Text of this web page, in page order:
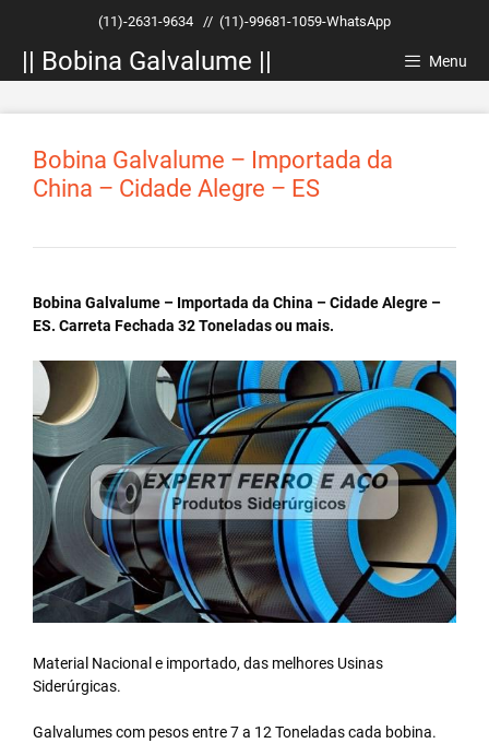
conteúdo
(11)-2631-9634 // (11)-99681-1059-WhatsApp
|| Bobina Galvalume || Menu
Bobina Galvalume – Importada da
China – Cidade Alegre – ES
Bobina Galvalume – Importada da China – Cidade Alegre –
ES. Carreta Fechada 32 Toneladas ou mais.
Material Nacional e importado, das melhores Usinas
Siderúrgicas.
Galvalumes com pesos entre 7 a 12 Toneladas cada bobina.